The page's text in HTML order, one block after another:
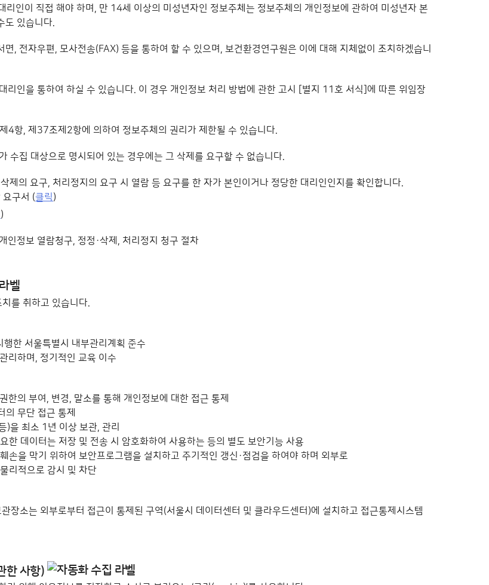
인이 직접 해야 하며, 만 14세 이상의 미성년자인 정보주체는 정보주체의 개인정보에 관하여 미성년자 본
도 있습니다.
, 전자우편, 모사전송(FAX) 등을 통하여 할 수 있으며, 보건환경연구원은 이에 대해 지체없이 조치하겠습니
리인을 통하여 하실 수 있습니다. 이 경우 개인정보 처리 방법에 관한 고시 [별지 11호 서식]에 따른 위임장
4항, 제37조제2항에 의하여 정보주체의 권리가 제한될 수 있습니다.
수집 대상으로 명시되어 있는 경우에는 그 삭제를 요구할 수 없습니다.
제의 요구, 처리정지의 요구 시 열람 등 요구를 한 자가 본인이거나 정당한 대리인인지를 확인합니다.
구서 (클릭)
)
를 취하고 있습니다.
행한 서울특별시 내부관리계획 준수
리하며, 정기적인 교육 이수
의 부여, 변경, 말소를 통해 개인정보에 대한 접근 통제
의 무단 접근 통제
)을 최소 1년 이상 보관, 관리
한 데이터는 저장 및 전송 시 암호화하여 사용하는 등의 별도 보안기능 사용
손을 막기 위하여 보안프로그램을 설치하고 주기적인 갱신·점검을 하여야 하며 외부로
리적으로 감시 및 차단
장소는 외부로부터 접근이 통제된 구역(서울시 데이터센터 및 클라우드센터)에 설치하고 접근통제시스템
한 사항)